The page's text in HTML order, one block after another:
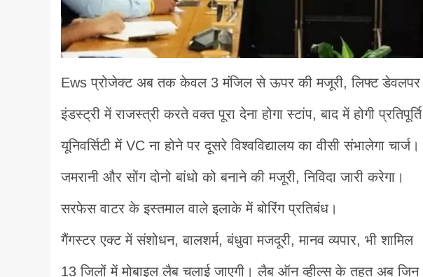
Ews प्रोजेक्ट अब तक केवल 3 मंजिल से ऊपर की मजूरी, लिफ्ट डेवलपर
इंडस्ट्री में राजस्त्री करते वक्त पूरा देना होगा स्टांप, बाद में होगी
यूनिवर्सिटी में VC ना होने पर दूसरे विश्वविद्यालय का वीसी संभालेगा चार्ज।
जमरानी और सोंग दोनो बांधो को बनाने की मजूरी, निविदा जारी करेगा।
सरफेस वाटर के इस्तमाल वाले इलाके में बोरिंग प्रतिबंध।
गैंगस्टर एक्ट में संशोधन, बालशर्म, बंधुवा मजदूरी, मानव व्यपार, भी शामिल
13 जिलों में मोबाइल लैब चलाई जाएगी। लैब ऑन व्हील्स के तहत अब जिन